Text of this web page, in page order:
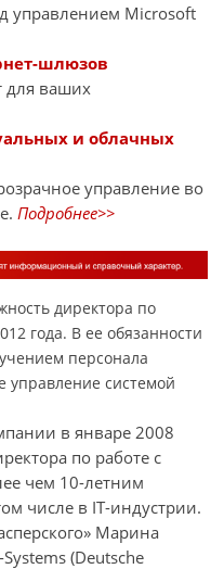
управлением Microsoft
шлюзов
для ваших
и облачных
управление во
Подробнее>>
директора по
года. В ее обязанности
персонала
управление системой
в январе 2008
по работе с
чем 10-летним
числе в IT-индустрии.
Марина
(Deutsche